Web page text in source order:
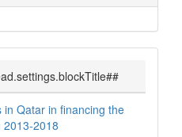
Qatar in financing the
2013-2018